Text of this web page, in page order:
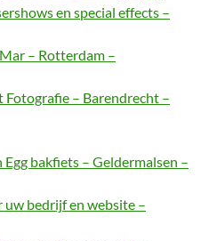
en special effects –
– Rotterdam –
– Barendrecht –
bakfiets – Geldermalsen –
uw bedrijf en website –